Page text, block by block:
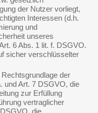
der Nutzer vorliegt,
Interessen (d.h.
und
unseres
6 Abs. 1 lit. f. DSGVO.
sicher verschlüsselter
der
und Art. 7 DSGVO, die
zur Erfüllung
vertraglicher
die